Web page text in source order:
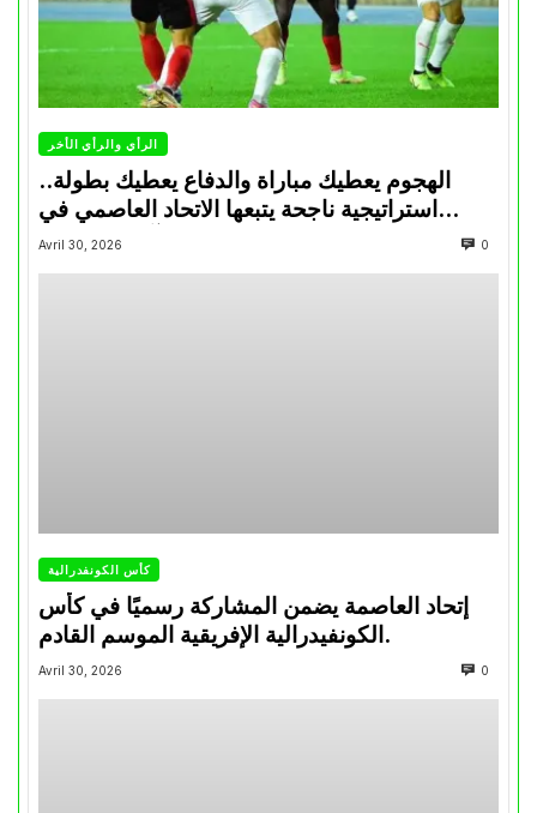
الرأي والرأي الأخر
الهجوم يعطيك مباراة والدفاع يعطيك بطولة..
استراتيجية ناجحة يتبعها الاتحاد العاصمي في
تتويجاته آخر السنوات
Avril 30, 2026 0
كأس الكونفدرالية
إتحاد العاصمة يضمن المشاركة رسميًا في كأس
الكونفيدرالية الإفريقية الموسم القادم.
Avril 30, 2026 0